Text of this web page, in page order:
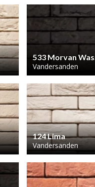
533 Morvan
Vandersanden
124 Lima
Vandersanden